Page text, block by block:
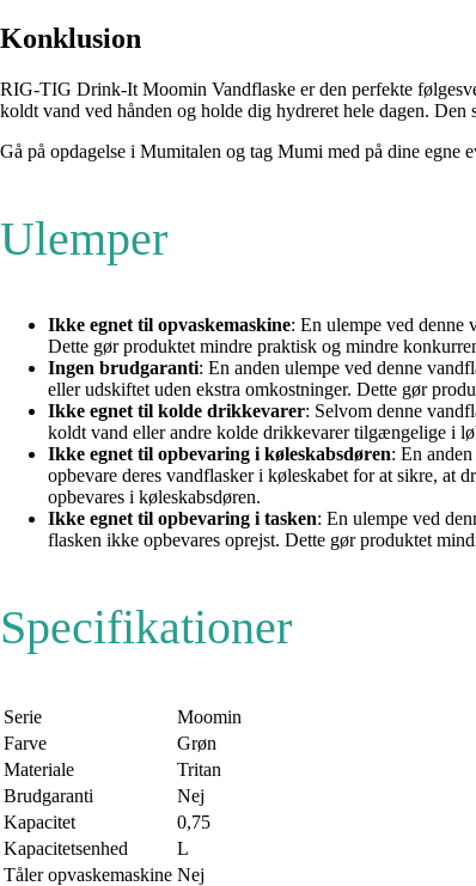
Konklusion
RIG-TIG Drink-It Moomin Vandflaske er den perfekte
koldt vand ved hånden og holde dig hydreret hele dagen.
Gå på opdagelse i Mumitalen og tag Mumi med på dine
Ulemper
Ikke egnet til opvaskemaskine: En ulempe ved denne
Dette gør produktet mindre praktisk og mindre
Ingen brudgaranti: En anden ulempe ved denne
eller udskiftet uden ekstra omkostninger. Dette gør
Ikke egnet til kolde drikkevarer: Selvom denne
koldt vand eller andre kolde drikkevarer tilgængelige i
Ikke egnet til opbevaring i køleskabsdøren: En
opbevare deres vandflasker i køleskabet for at sikre,
opbevares i køleskabsdøren.
Ikke egnet til opbevaring i tasken: En ulempe ved
flasken ikke opbevares oprejst. Dette gør produktet
Specifikationer
Serie
Moomin
Farve
Grøn
Materiale
Tritan
Brudgaranti
Nej
Kapacitet
0,75
Kapacitetsenhed
L
Tåler opvaskemaskine Nej